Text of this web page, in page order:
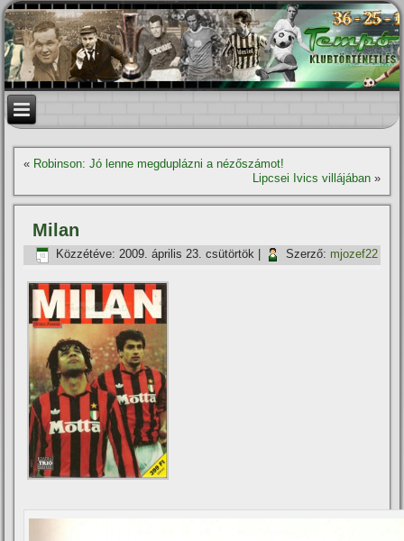
« Robinson: Jó lenne megduplázni a nézőszámot!
Lipcsei Ivics villájában»
Milan
Közzétéve: 2009. április 23. csütörtök Szerző: mjozef22